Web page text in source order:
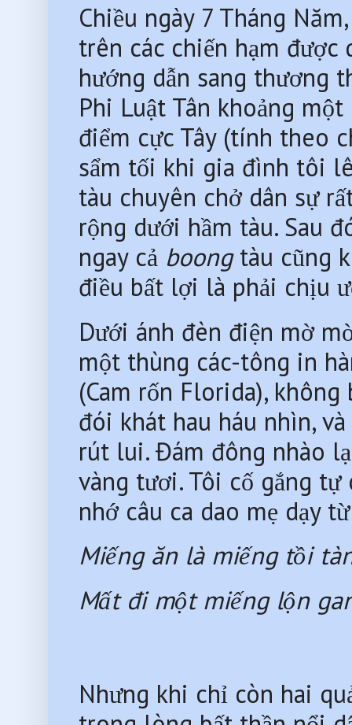
Chiều ngày 7 Tháng
trên các chiến hạm
hướng dẫn sang thương
Phi Luật Tân khoảng
điểm cực Tây (tính theo
sẩm tối khi gia đình tôi
tàu chuyên chở dân sự
rộng dưới hầm tàu. Sau
ngay cả boong tàu cũng
điều bất lợi là phải chịu
Dưới ánh đèn điện mờ
một thùng các-tông in
(Cam rốn Florida),
đói khát hau háu nhìn,
rút lui. Đám đông nhào
vàng tươi. Tôi cố gắng
nhớ câu ca dao mẹ dạy
Miếng ăn là miếng tồi
Mất đi một miếng lộn
Nhưng khi chỉ còn hai